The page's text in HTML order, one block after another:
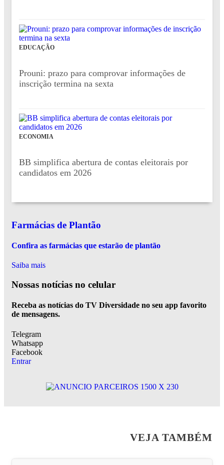
EDUCAÇÃO
Prouni: prazo para comprovar informações de
inscrição termina na sexta
ECONOMIA
BB simplifica abertura de contas eleitorais por
candidatos em 2026
Farmácias de Plantão
Confira as farmácias que estarão de plantão
Saiba mais
Nossas notícias no celular
Receba as notícias do TV Diversidade no seu app favorito
de mensagens.
Telegram
Whatsapp
Facebook
Entrar
VEJA TAMBÉM